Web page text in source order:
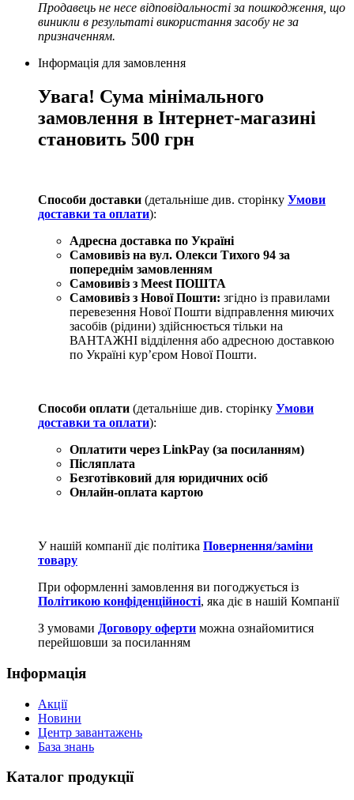
Продавець не несе відповідальності за пошкодження, що
виникли в результаті використання засобу не за
призначенням.
Інформація для замовлення
Увага! Сума мінімального
замовлення в Інтернет-магазині
становить 500 грн
Способи доставки (детальніше див. сторінку Умови
доставки та оплати):
Адресна доставка по Україні
Самовивіз на вул. Олекси Тихого 94 за
попереднім замовленням
Самовивіз з Meest ПОШТА
Самовивіз з Нової Пошти: згідно із правилами
перевезення Нової Пошти відправлення миючих
засобів (рідини) здійснюється тільки на
ВАНТАЖНІ відділення або адресною доставкою
по Україні курʼєром Нової Пошти.
Способи оплати (детальніше див. сторінку Умови
доставки та оплати):
Оплатити через LinkPay (за посиланням)
Післяплата
Безготівковий для юридичних осіб
Онлайн-оплата картою
У нашій компанії діє політика Повернення/заміни
товару
При оформленні замовлення ви погоджується із
Політикою конфіденційності, яка діє в нашій Компанії
З умовами Договору оферти можна ознайомитися
перейшовши за посиланням
Інформація
Акції
Новини
Центр завантажень
База знань
Каталог продукції